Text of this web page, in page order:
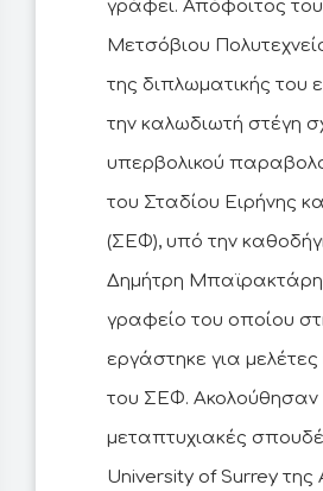
γράφει. Απόφοιτος του
Μετσόβιου
της διπλωματικής του
την καλωδιωτή στέγη
υπερβολικού
του Σταδίου Ειρήνης
(ΣΕΦ), υπό την
Δημήτρη
γραφείο του οποίου
εργάστηκε για μελέτες
του ΣΕΦ. Ακολούθησαν
μεταπτυχιακές
University of Surrey της